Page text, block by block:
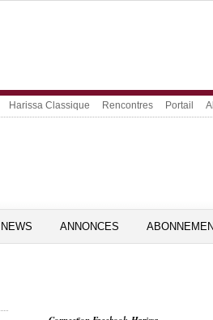
Harissa Classique Rencontres Portail
NEWS ANNONCES